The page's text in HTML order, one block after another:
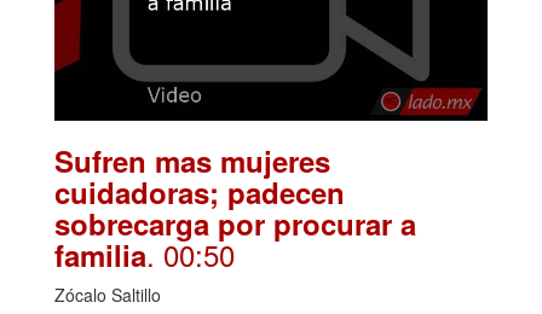
Sufren mas mujeres
cuidadoras; padecen
sobrecarga por procurar a
familia. 00:50
Zócalo Saltillo